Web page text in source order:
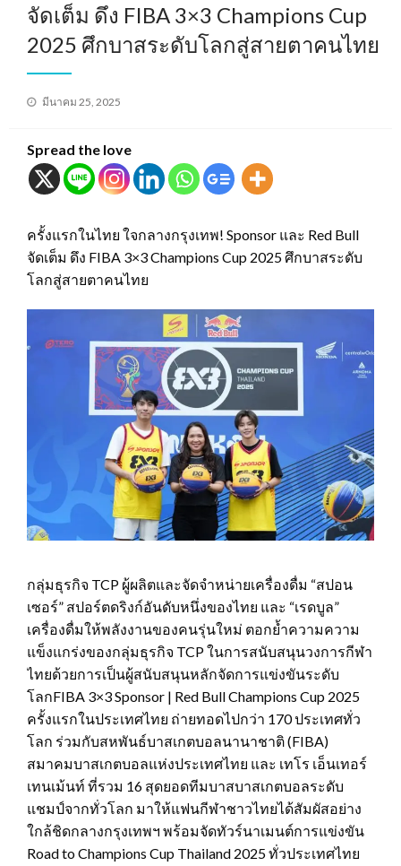
จัดเต็ม ดึง FIBA 3×3 Champions Cup
2025 ศึกบาสระดับโลกสู่สายตาคนไทย
Posted
มีนาคม 25, 2025
Spread the love
ครั้งแรกในไทย ใจกลางกรุงเทพ! Sponsor และ Red Bull
จัดเต็ม ดึง FIBA 3×3 Champions Cup 2025 ศึกบาสระดับ
โลกสู่สายตาคนไทย
กลุ่มธุรกิจ TCP ผู้ผลิตและจัดจำหน่ายเครื่องดื่ม “สปอน
เซอร์” สปอร์ตดริงก์อันดับหนึ่งของไทย และ “เรดบูล”
เครื่องดื่มให้พลังงานของคนรุ่นใหม่ ตอกย้ำความความ
แข็งแกร่งของกลุ่มธุรกิจ TCP ในการสนับสนุนวงการกีฬา
ไทยด้วยการเป็นผู้สนับสนุนหลักจัดการแข่งขันระดับ
โลกFIBA 3×3 Sponsor | Red Bull Champions Cup 2025
ครั้งแรกในประเทศไทย ถ่ายทอดไปกว่า 170 ประเทศทั่ว
โลก ร่วมกับสหพันธ์บาสเกตบอลนานาชาติ (FIBA)
สมาคมบาสเกตบอลแห่งประเทศไทย และ เทโร เอ็นเทอร์
เทนเม้นท์ ที่รวม 16 สุดยอดทีมบาสบาสเกตบอลระดับ
แชมป์จากทั่วโลก มาให้แฟนกีฬาชาวไทยได้สัมผัสอย่าง
ใกล้ชิดกลางกรุงเทพฯ พร้อมจัดทัวร์นาเมนต์การแข่งขัน
Road to Champions Cup Thailand 2025 ทั่วประเทศไทย